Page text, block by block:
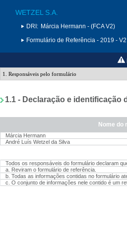
WETZEL S.A.
DRI: Márcia Hermann - (FCA V2)
Formulário de Referência - 2019 - V2